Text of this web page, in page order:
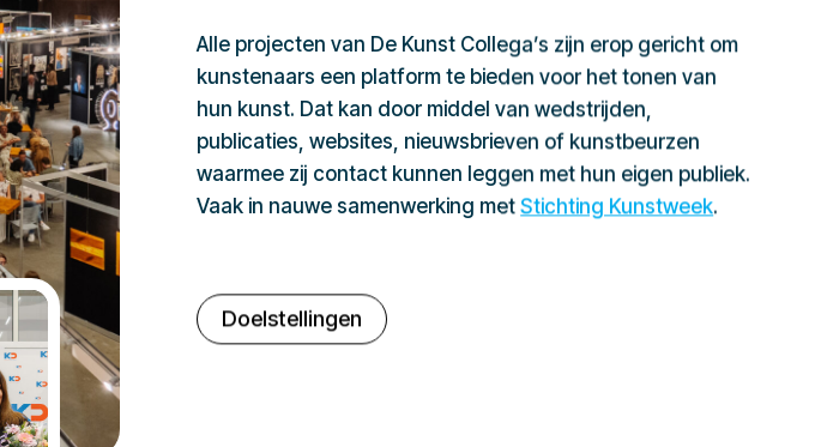
Alle projecten van De Kunst Collega’s zijn erop gericht om
kunstenaars een platform te bieden voor het tonen van
hun kunst. Dat kan door middel van wedstrijden,
publicaties, websites, nieuwsbrieven of kunstbeurzen
waarmee zij contact kunnen leggen met hun eigen publiek.
Vaak in nauwe samenwerking metStichting Kunstweek.
Doelstellingen